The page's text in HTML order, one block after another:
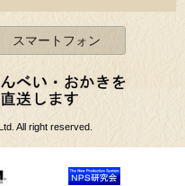
スマートフォン
All right reserved.